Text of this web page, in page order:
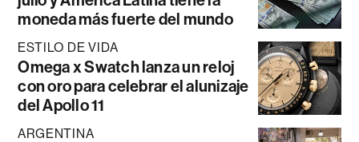
moneda más fuerte del mundo
ESTILO DE VIDA
Omega x Swatch lanza un reloj
con oro para celebrar el alunizaje
del Apollo 11
ARGENTINA